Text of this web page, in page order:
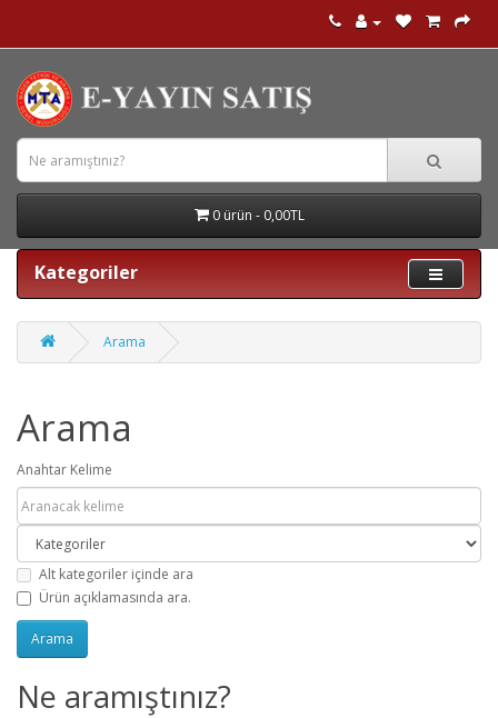
0 ürün - 0,00TL
Kategoriler
Arama
Arama
Anahtar Kelime
Alt kategoriler içinde ara
Ürün açıklamasında ara.
Ne aramıştınız?